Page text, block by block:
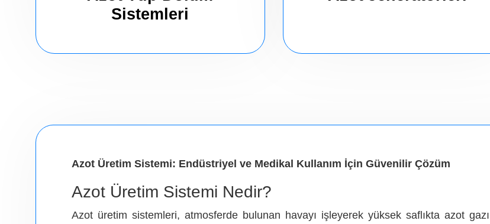
Sistemleri
Azot Üretim Sistemi: Endüstriyel ve Medikal Kullanım İçin Güvenilir Çözüm
Azot Üretim Sistemi Nedir?
Azot üretim sistemleri, atmosferde bulunan havayı işleyerek yüksek saflıkta azot